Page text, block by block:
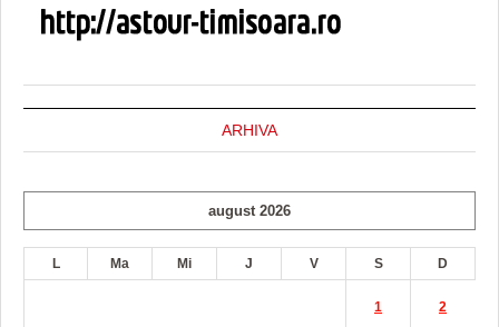
ARHIVA
august 2026
L Ma Mi J V S D
1 2